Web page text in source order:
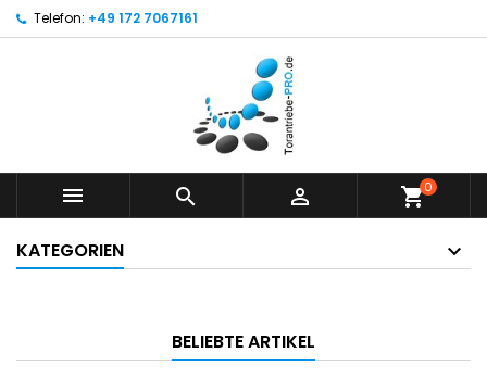
Telefon: +49 172 7067161
   shopping_cart0
KATEGORIEN
BELIEBTE ARTIKEL